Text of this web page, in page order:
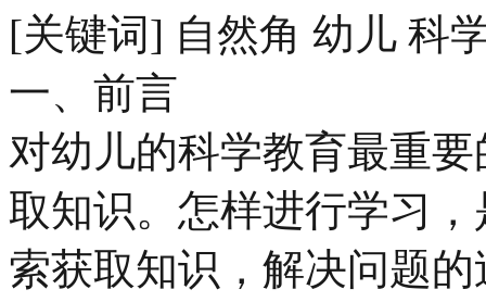
[关键词] 自然角 幼儿 科
一、前言
对幼儿的科学教育最重
取知识。怎样进行学习
索获取知识，解决问题